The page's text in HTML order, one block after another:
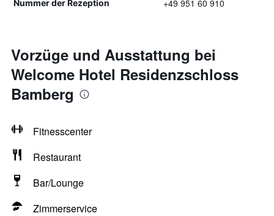
Nummer der Rezeption +49 951 60 910
Vorzüge und Ausstattung bei
Welcome Hotel Residenzschloss
Bamberg
Fitnesscenter
Restaurant
Bar/Lounge
Zimmerservice